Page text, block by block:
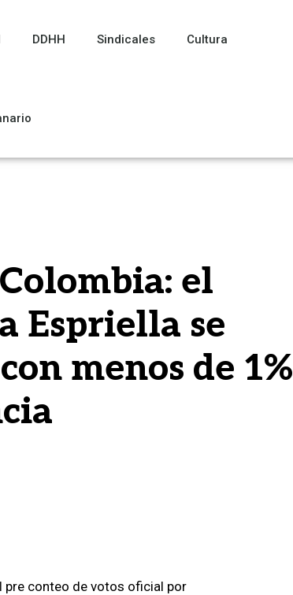
DDHH Sindicales Cultura
el
Espriella se
menos de 1%
pre conteo de votos oficial por